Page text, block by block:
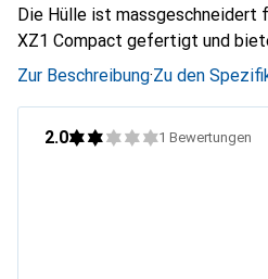
Die Hülle ist massgeschneidert
XZ1 Compact gefertigt und
Zur Beschreibung·Zu den
2.0 1 Bewertungen